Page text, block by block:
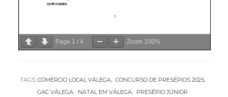
Page 1 / 4 Zoom 100%
TAGS: COMÉRCIO LOCAL VÁLEGA
CONCURSO DE PRESÉPIOS 2025
GAC VÁLEGA
NATAL EM VÁLEGA PRESÉPIO JÚNIOR